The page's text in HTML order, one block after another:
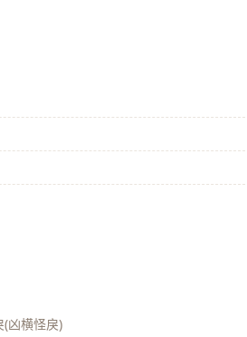
凶横怪戾)